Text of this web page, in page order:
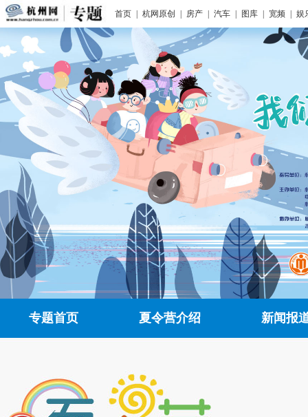
首页 杭网原创 房产 汽车 图库 宽频 娱
专题首页 夏令营介绍 新闻报